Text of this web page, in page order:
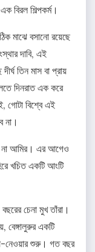
বিরল শিল্পকর্ম।
মাঝে বসানো রয়েছে
দাবি, এই
তিন মাস বা প্রায়
দিনরাত এক করে
গোটা বিশ্বে এই
না।
না আমির। এর আগেও
খচিত একটি আংটি
চেনা মুখ তাঁরা।
বেঙ্গালুরুর একটি
নেওয়ার শুরু। গত বছর